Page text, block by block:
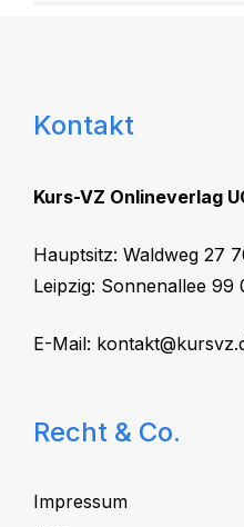
Kontakt
Kurs-VZ Onlineverlag
Hauptsitz: Waldweg 27
Leipzig: Sonnenallee 99
E-Mail:
Recht & Co.
Impressum